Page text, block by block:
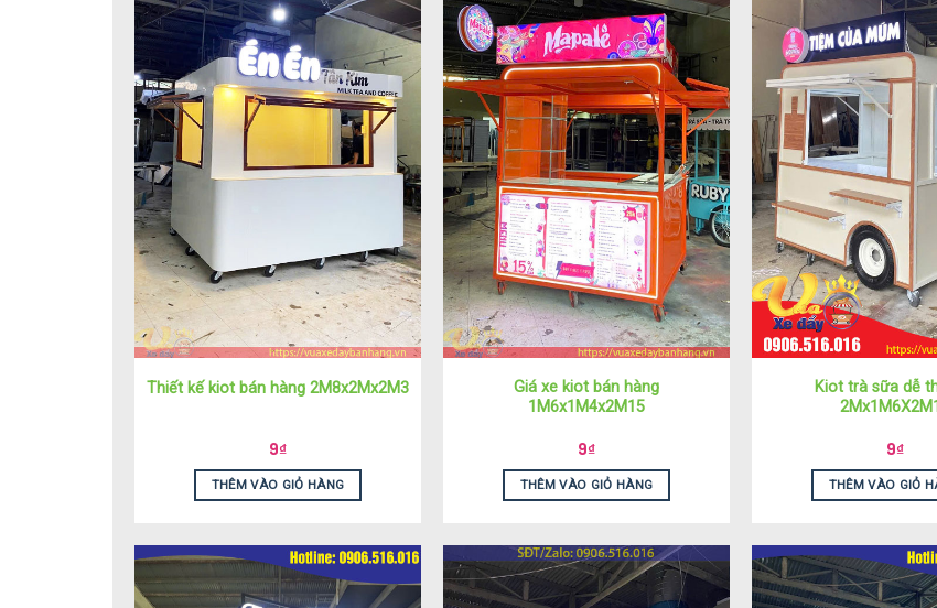
Thiết kế kiot bán hàng 2M8x2Mx2M3
9₫
THÊM VÀO GIỎ HÀNG
Giá xe kiot bán hàng
1M6x1M4x2M15
9₫
THÊM VÀO GIỎ HÀNG
Kiot trà sữa dễ
9₫
THÊM VÀO GIỎ